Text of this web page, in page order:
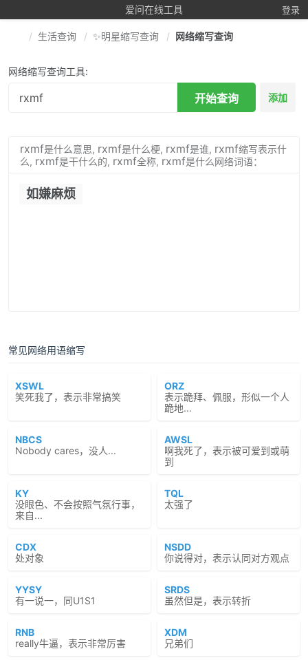
爱问在线工具 登录
生活查询 ✨明星缩写查询 网络缩写查询
网络缩写查询工具:
开始查询 添加
rxmf是什么意思, rxmf是什么梗, rxmf是谁, rxmf缩写表示什
么, rxmf是干什么的, rxmf全称, rxmf是什么网络词语：
如嫌麻烦
常见网络用语缩写
XSWL
笑死我了，表示非常搞笑
ORZ
表示跪拜、佩服，形似一个人
跪地...
NBCS
Nobody cares，没人...
AWSL
啊我死了，表示被可爱到或萌
到
KY
没眼色、不会按照气氛行事，
来自...
TQL
太强了
CDX
处对象
NSDD
你说得对，表示认同对方观点
YYSY
有一说一，同U1S1
SRDS
虽然但是，表示转折
RNB
really牛逼，表示非常厉害
XDM
兄弟们